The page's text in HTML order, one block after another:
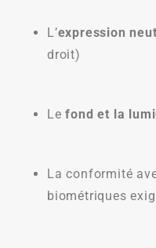
L’expression
droit)
Lefond et la
La conformité
biométriques